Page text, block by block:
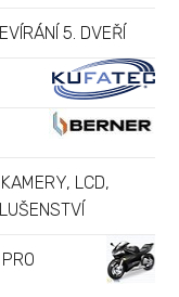
5. DVEŘÍ
LCD,